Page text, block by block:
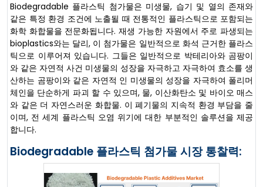
Biodegradable 플라스틱 첨가물은 미생물, 습기 및 열의 존재와
같은 특정 환경 조건에 노출될 때 전통적인 플라스틱으로 포함되는
화학 화합물을 전문화됩니다. 재생 가능한 자원에서 주로 파생되는
bioplastics와는 달리, 이 첨가물은 일반적으로 화석 근거한 플라스
틱으로 이루어져 있습니다. 그들은 일반적으로 박테리아와 곰팡이
와 같은 자연적 사건 미생물의 성장을 자극하고 자극하여 효소를 생
산하는 곰팡이와 같은 자연적 인 미생물의 성장을 자극하여 폴리머
체인을 단순하게 파괴 할 수 있으며, 물, 이산화탄소 및 바이오 매스
와 같은 더 자연스러운 화합물. 이 폐기물의 지속적 환경 부담을 줄
이며, 전 세계 플라스틱 오염 위기에 대한 부분적인 솔루션을 제공
합니다.
Biodegradable 플라스틱 첨가물 시장 통찰력: